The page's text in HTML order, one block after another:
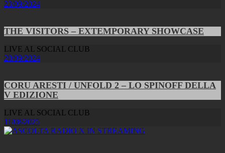
23/09/2024
THE VISITORS – EXTEMPORARY SHOWCASE
LIVE AL SOCIAL CLUB
20/09/2024
CORU ARESTI / UNFOLD 2 – LO SPINOFF DELLA
V EDIZIONE
LIVE AL SOCIAL CLUB
11/08/2025